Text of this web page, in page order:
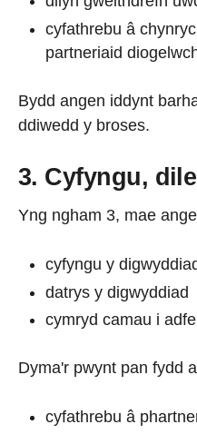
cyfathrebu â
partneriaid
Bydd angen iddynt
ddiwedd y broses.
3. Cyfyngu,
Yng ngham 3, mae
cyfyngu y
datrys y digwyddiad
cymryd camau i
Dyma'r pwynt pan fydd
cyfathrebu â